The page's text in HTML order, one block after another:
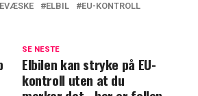
ELBIL
EU-KONTROLL
SE NESTE
Elbilen kan stryke på EU-
kontroll uten at du